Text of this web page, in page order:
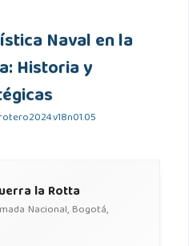
Naval en la
Historia y
la Rotta
Nacional, Bogotá,